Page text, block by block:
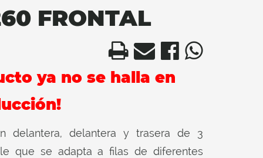
FRONTAL
ya no se halla en
delantera, delantera y trasera de 3
que se adapta a filas de diferentes